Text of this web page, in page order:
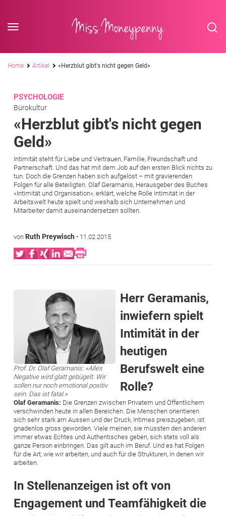
Miss Moneypenny
Pfadnavigation
Home Artikel «Herzblut gibt's nicht gegen Geld»
PSYCHOLOGIE
Bürokultur
«Herzblut gibt's nicht gegen
Geld»
Intimität steht für Liebe und Vertrauen, Familie, Freundschaft und
Partnerschaft. Und das hat mit dem Job auf den ersten Blick nichts zu
tun. Doch die Grenzen haben sich aufgelöst – mit gravierenden
Folgen für alle Beteiligten. Olaf Geramanis, Herausgeber des Buches
«Intimität und Organisation», erklärt, welche Rolle Intimität in der
Arbeitswelt heute spielt und weshalb sich Unternehmen und
Mitarbeiter damit auseinandersetzen sollten.
von Ruth Preywisch • 11.02.2015
Prof. Dr. Olaf Geramanis: «Alles
Negative wird glatt gebügelt. Wir
sollen nur noch emotional positiv
sein. Das ist fatal.»
Herr Geramanis,
inwiefern spielt
Intimität in der
heutigen
Berufswelt eine
Rolle?
Olaf Geramanis: Die Grenzen zwischen Privatem und Öffentlichem
verschwinden heute in allen Bereichen. Die Menschen orientieren
sich sehr stark am Aussen und der Druck, Intimes preiszugeben, ist
gnadenlos gross geworden. Viele meinen, sie müssten den anderen
immer etwas Echtes und Authentisches geben, sich stets voll als
ganze Person einbringen. Das gilt auch im Beruf. Und es hat Folgen
für die Art, wie wir arbeiten, und auch für die Strukturen, in denen wir
arbeiten.
In Stellenanzeigen ist oft von
Engagement und Teamfähigkeit die